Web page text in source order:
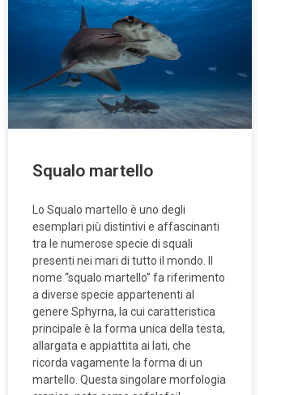
Squalo martello
Lo Squalo martello è uno degli
esemplari più distintivi e affascinanti
tra le numerose specie di squali
presenti nei mari di tutto il mondo. Il
nome “squalo martello” fa riferimento
a diverse specie appartenenti al
genere Sphyrna, la cui caratteristica
principale è la forma unica della testa,
allargata e appiattita ai lati, che
ricorda vagamente la forma di un
martello. Questa singolare morfologia